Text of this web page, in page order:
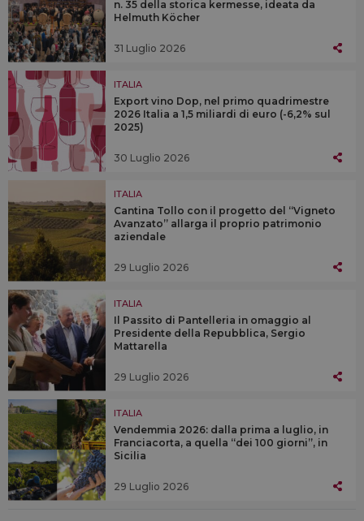
n. 35 della storica kermesse, ideata da
Helmuth Köcher
31 Luglio 2026
ITALIA
Export vino Dop, nel primo quadrimestre
2026 Italia a 1,5 miliardi di euro (-6,2% sul
2025)
30 Luglio 2026
ITALIA
Cantina Tollo con il progetto del “Vigneto
Avanzato” allarga il proprio patrimonio
aziendale
29 Luglio 2026
ITALIA
Il Passito di Pantelleria in omaggio al
Presidente della Repubblica, Sergio
Mattarella
29 Luglio 2026
ITALIA
Vendemmia 2026: dalla prima a luglio, in
Franciacorta, a quella “dei 100 giorni”, in
Sicilia
29 Luglio 2026